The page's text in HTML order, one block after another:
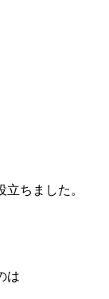
ちました。
は